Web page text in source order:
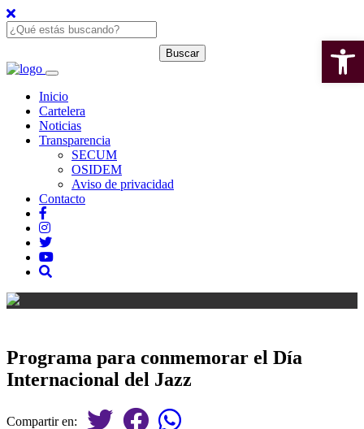
Inicio
Cartelera
Noticias
Transparencia
SECUM
OSIDEM
Aviso de privacidad
Contacto
Programa para conmemorar el Día
Internacional del Jazz
Compartir en: